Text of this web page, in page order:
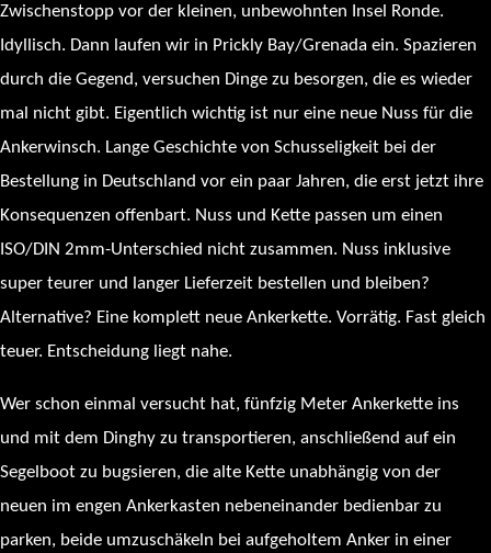
Zwischenstopp vor der kleinen, unbewohnten Insel Ronde.
Idyllisch. Dann laufen wir in Prickly Bay/Grenada ein. Spazieren
durch die Gegend, versuchen Dinge zu besorgen, die es wieder
mal nicht gibt. Eigentlich wichtig ist nur eine neue Nuss für die
Ankerwinsch. Lange Geschichte von Schusseligkeit bei der
Bestellung in Deutschland vor ein paar Jahren, die erst jetzt ihre
Konsequenzen offenbart. Nuss und Kette passen um einen
ISO/DIN 2mm-Unterschied nicht zusammen. Nuss inklusive
super teurer und langer Lieferzeit bestellen und bleiben?
Alternative? Eine komplett neue Ankerkette. Vorrätig. Fast gleich
teuer. Entscheidung liegt nahe.
Wer schon einmal versucht hat, fünfzig Meter Ankerkette ins
und mit dem Dinghy zu transportieren, anschließend auf ein
Segelboot zu bugsieren, die alte Kette unabhängig von der
neuen im engen Ankerkasten nebeneinander bedienbar zu
parken, beide umzuschäkeln bei aufgeholtem Anker in einer